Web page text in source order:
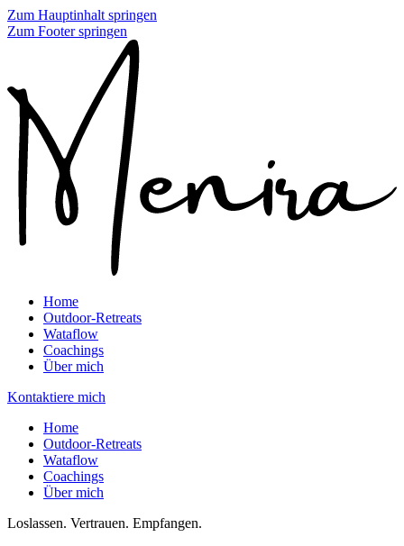
Zum Hauptinhalt springen
Zum Footer springen
Home
Outdoor-Retreats
Wataflow
Coachings
Über mich
Kontaktiere mich
Home
Outdoor-Retreats
Wataflow
Coachings
Über mich
Loslassen. Vertrauen. Empfangen.